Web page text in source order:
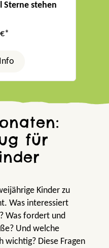
Sterne stehen
für
Kinder zu
Was interessiert
Was fordert und
Und welche
wichtig? Diese Fragen